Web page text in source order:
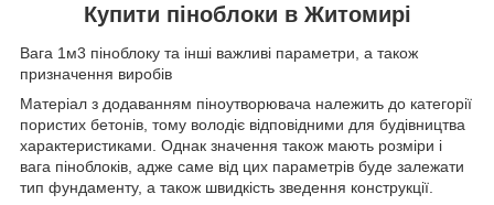
Купити піноблоки в Житомирі
Вага 1м3 піноблоку та інші важливі параметри, а також
призначення виробів
Матеріал з додаванням піноутворювача належить до категорії
пористих бетонів, тому володіє відповідними для будівництва
характеристиками. Однак значення також мають розміри і
вага піноблоків, адже саме від цих параметрів буде залежати
тип фундаменту, а також швидкість зведення конструкції.